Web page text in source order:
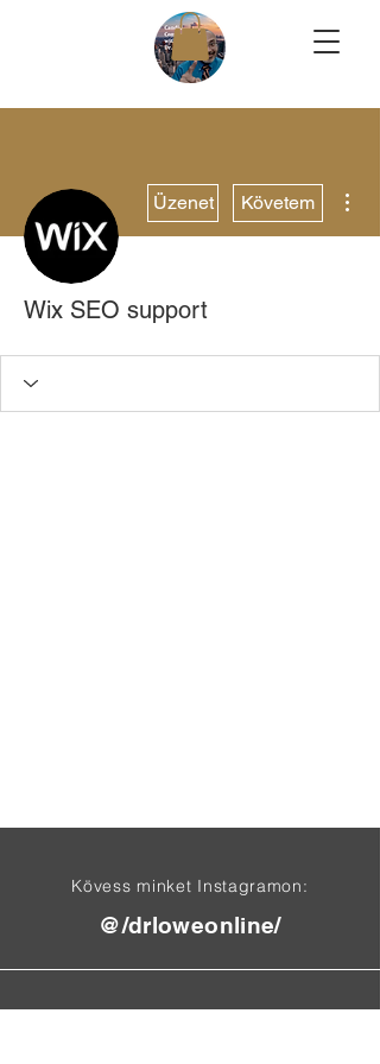
Üzenet Követem
Wix SEO support
Kövess minket Instagramon:
@/drloweonline/
Találj meg minket